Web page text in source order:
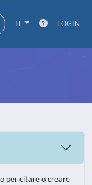
IT LOGIN
per citare o creare